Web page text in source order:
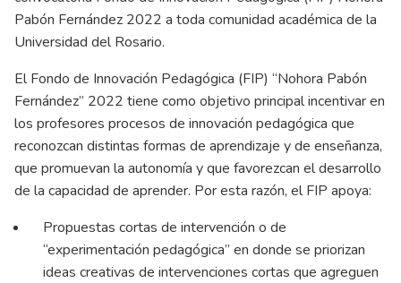
Pabón Fernández 2022 a toda comunidad académica de la
Universidad del Rosario.
El Fondo de Innovación Pedagógica (FIP) “Nohora Pabón
Fernández” 2022 tiene como objetivo principal incentivar en
los profesores procesos de innovación pedagógica que
reconozcan distintas formas de aprendizaje y de enseñanza,
que promuevan la autonomía y que favorezcan el desarrollo
de la capacidad de aprender. Por esta razón, el FIP apoya:
Propuestas cortas de intervención o de
“experimentación pedagógica” en donde se priorizan
ideas creativas de intervenciones cortas que agreguen